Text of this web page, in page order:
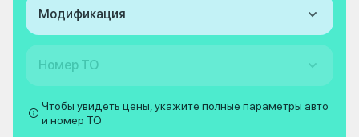
Модификация
Номер ТО
Чтобы увидеть цены, укажите полные параметры авто
и номер ТО